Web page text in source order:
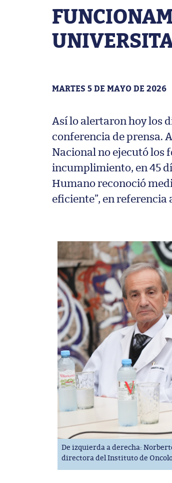
MARTES 5 DE MAYO DE 2026
Así lo alertaron hoy los
conferencia de prensa.
Nacional no ejecutó los
incumplimiento, en 45
Humano reconoció
eficiente”, en referencia
De izquierda a derecha:
directora del Instituto de